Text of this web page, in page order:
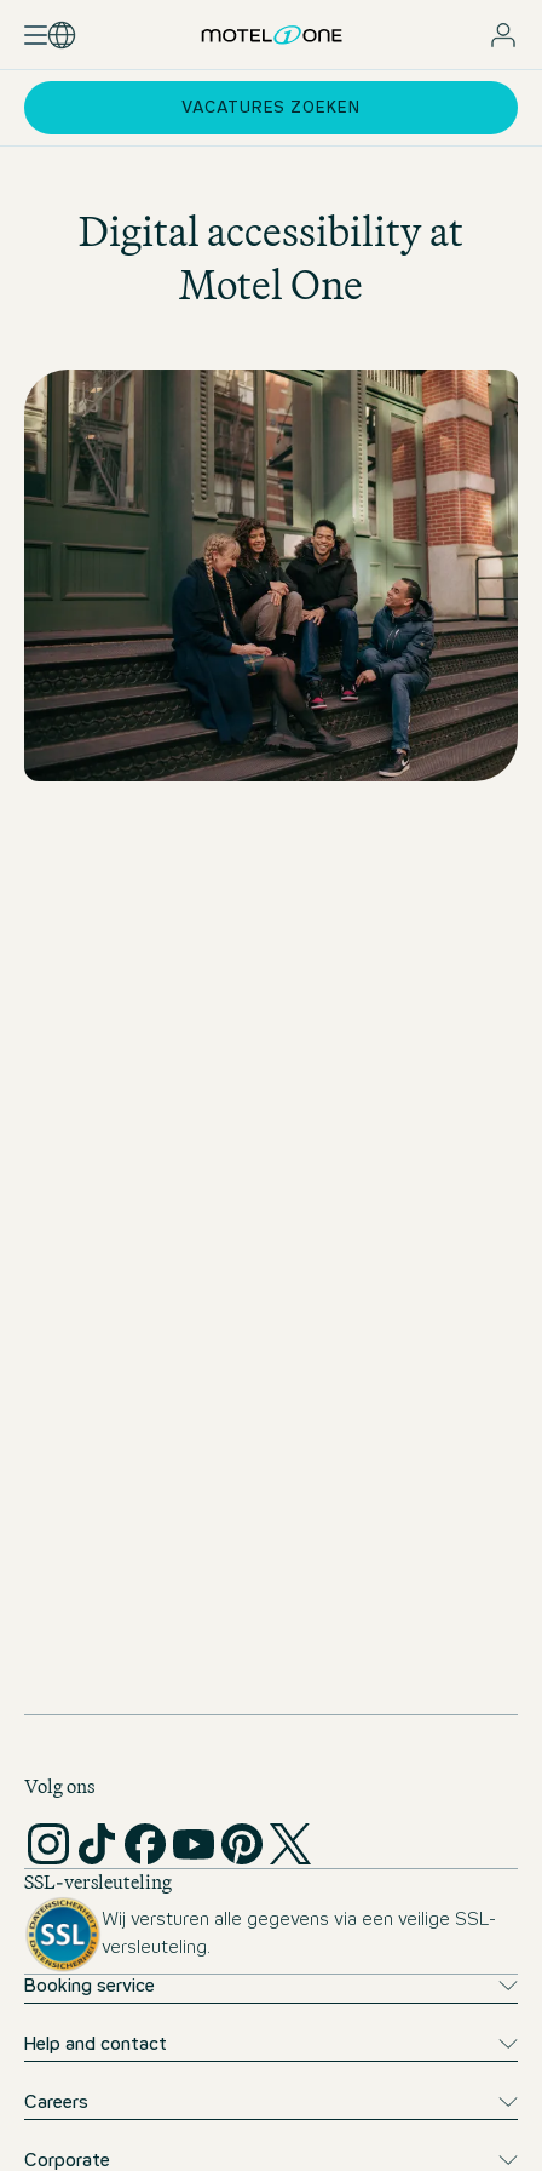
VACATURES ZOEKEN
Digital accessibility at
Motel One
Volg ons
SSL-versleuteling
Wij versturen alle gegevens via een veilige SSL-
versleuteling.
Booking service
Help and contact
Careers
Corporate